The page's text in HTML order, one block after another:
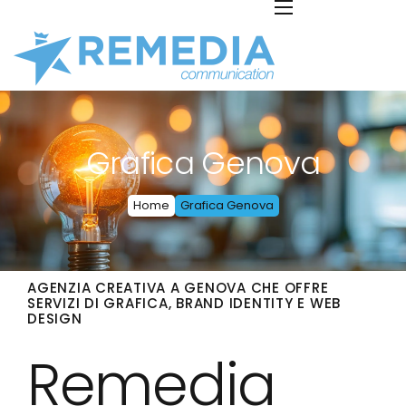
Grafica Genova
Home Grafica Genova
AGENZIA CREATIVA A GENOVA CHE OFFRE
SERVIZI DI GRAFICA, BRAND IDENTITY E WEB
DESIGN
Remedia